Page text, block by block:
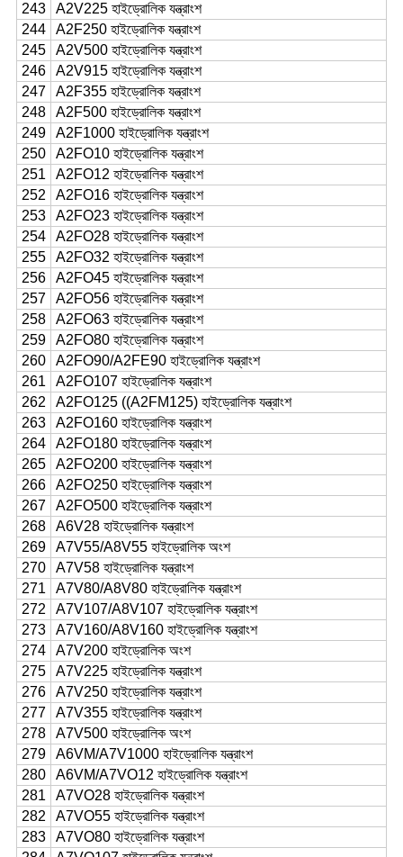
243
A2V225 হাইড্রোলিক যন্ত্রাংশ
244
A2F250 হাইড্রোলিক যন্ত্রাংশ
245
A2V500 হাইড্রোলিক যন্ত্রাংশ
246
A2V915 হাইড্রোলিক যন্ত্রাংশ
247
A2F355 হাইড্রোলিক যন্ত্রাংশ
248
A2F500 হাইড্রোলিক যন্ত্রাংশ
249
A2F1000 হাইড্রোলিক যন্ত্রাংশ
250
A2FO10 হাইড্রোলিক যন্ত্রাংশ
251
A2FO12 হাইড্রোলিক যন্ত্রাংশ
252
A2FO16 হাইড্রোলিক যন্ত্রাংশ
253
A2FO23 হাইড্রোলিক যন্ত্রাংশ
254
A2FO28 হাইড্রোলিক যন্ত্রাংশ
255
A2FO32 হাইড্রোলিক যন্ত্রাংশ
256
A2FO45 হাইড্রোলিক যন্ত্রাংশ
257
A2FO56 হাইড্রোলিক যন্ত্রাংশ
258
A2FO63 হাইড্রোলিক যন্ত্রাংশ
259
A2FO80 হাইড্রোলিক যন্ত্রাংশ
260
A2FO90/A2FE90 হাইড্রোলিক যন্ত্রাংশ
261
A2FO107 হাইড্রোলিক যন্ত্রাংশ
262
A2FO125 ((A2FM125) হাইড্রোলিক যন্ত্রাংশ
263
A2FO160 হাইড্রোলিক যন্ত্রাংশ
264
A2FO180 হাইড্রোলিক যন্ত্রাংশ
265
A2FO200 হাইড্রোলিক যন্ত্রাংশ
266
A2FO250 হাইড্রোলিক যন্ত্রাংশ
267
A2FO500 হাইড্রোলিক যন্ত্রাংশ
268
A6V28 হাইড্রোলিক যন্ত্রাংশ
269
A7V55/A8V55 হাইড্রোলিক অংশ
270
A7V58 হাইড্রোলিক যন্ত্রাংশ
271
A7V80/A8V80 হাইড্রোলিক যন্ত্রাংশ
272
A7V107/A8V107 হাইড্রোলিক যন্ত্রাংশ
273
A7V160/A8V160 হাইড্রোলিক যন্ত্রাংশ
274
A7V200 হাইড্রোলিক অংশ
275
A7V225 হাইড্রোলিক যন্ত্রাংশ
276
A7V250 হাইড্রোলিক যন্ত্রাংশ
277
A7V355 হাইড্রোলিক যন্ত্রাংশ
278
A7V500 হাইড্রোলিক অংশ
279
A6VM/A7V1000 হাইড্রোলিক যন্ত্রাংশ
280
A6VM/A7VO12 হাইড্রোলিক যন্ত্রাংশ
281
A7VO28 হাইড্রোলিক যন্ত্রাংশ
282
A7VO55 হাইড্রোলিক যন্ত্রাংশ
283
A7VO80 হাইড্রোলিক যন্ত্রাংশ